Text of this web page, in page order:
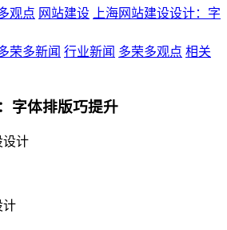
观点 网站建设
上海网站建设设计：字
荣多新闻 行业新闻 多荣多观点 相关
字体排版巧提升
设计
计